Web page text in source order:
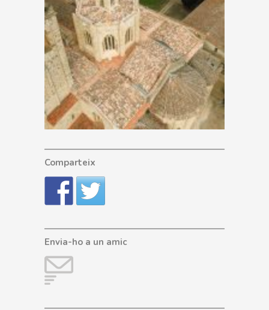
Comparteix
Envia-ho a un amic